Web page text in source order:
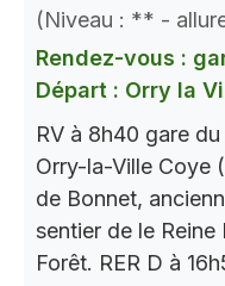
(Niveau : ** -
Rendez-vous :
Départ : Orry la
RV à 8h40 gare
Orry-la-Ville Coye
de Bonnet,
sentier de le
Forêt. RER D à